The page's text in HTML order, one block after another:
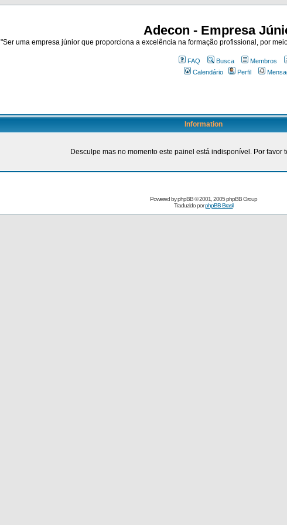
Adecon - Empresa
"Ser uma empresa júnior que proporciona a excelência na formação profissional, por
FAQ Busca Membros
Calendário
Perfil
Information
Desculpe mas no momento este painel está indisponível. Por favor
Powered byphpBB© 2001, 2005 phpBB Group
Traduzido porphpBB Brasil